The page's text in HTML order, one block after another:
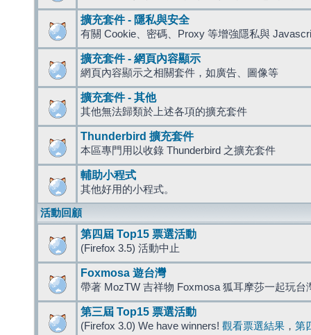
擴充套件 - 隱私與安全
有關 Cookie、密碼、Proxy 等增強隱私與
擴充套件 - 網頁內容顯示
網頁內容顯示之相關套件，如廣告、圖像等
擴充套件 - 其他
其他無法歸類於上述各項的擴充套件
Thunderbird 擴充套件
本區專門用以收錄 Thunderbird 之擴充套件
輔助小程式
其他好用的小程式。
活動回顧
第四屆 Top15 票選活動
(Firefox 3.5) 活動中止
Foxmosa 遊台灣
帶著 MozTW 吉祥物 Foxmosa 狐耳摩莎一起玩台
第三屆 Top15 票選活動
(Firefox 3.0) We have winners! 觀看票選結果 ， 第